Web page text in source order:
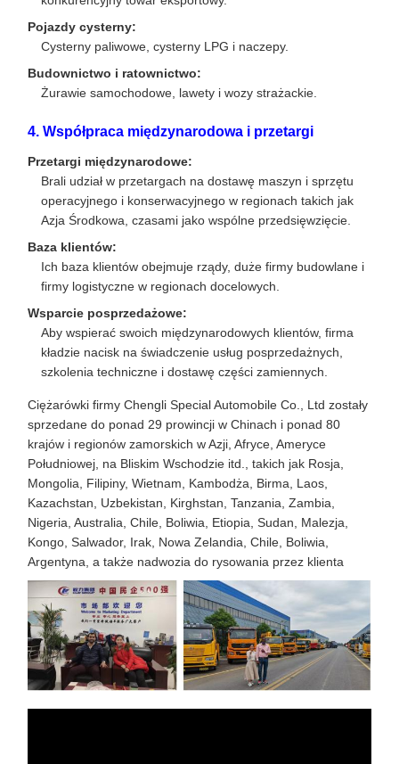
Pojazdy cysterny:
Cysterny paliwowe, cysterny LPG i naczepy.
Budownictwo i ratownictwo:
Żurawie samochodowe, lawety i wozy strażackie.
4. Współpraca międzynarodowa i przetargi
Przetargi międzynarodowe:
Brali udział w przetargach na dostawę maszyn i sprzętu
operacyjnego i konserwacyjnego w regionach takich jak
Azja Środkowa, czasami jako wspólne przedsięwzięcie.
Baza klientów:
Ich baza klientów obejmuje rządy, duże firmy budowlane i
firmy logistyczne w regionach docelowych.
Wsparcie posprzedażowe:
Aby wspierać swoich międzynarodowych klientów, firma
kładzie nacisk na świadczenie usług posprzedażnych,
szkolenia techniczne i dostawę części zamiennych.
Ciężarówki firmy Chengli Special Automobile Co., Ltd zostały
sprzedane do ponad 29 prowincji w Chinach i ponad 80
krajów i regionów zamorskich w Azji, Afryce, Ameryce
Południowej, na Bliskim Wschodzie itd., takich jak Rosja,
Mongolia, Filipiny, Wietnam, Kambodża, Birma, Laos,
Kazachstan, Uzbekistan, Kirghstan, Tanzania, Zambia,
Nigeria, Australia, Chile, Boliwia, Etiopia, Sudan, Malezja,
Kongo, Salwador, Irak, Nowa Zelandia, Chile, Boliwia,
Argentyna, a także nadwozia do rysowania przez klienta